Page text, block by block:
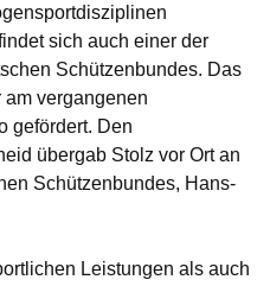
sich auch einer der
Schützenbundes. Das
am vergangenen
gefördert. Den
übergab Stolz vor Ort an
Schützenbundes, Hans-
Leistungen als auch